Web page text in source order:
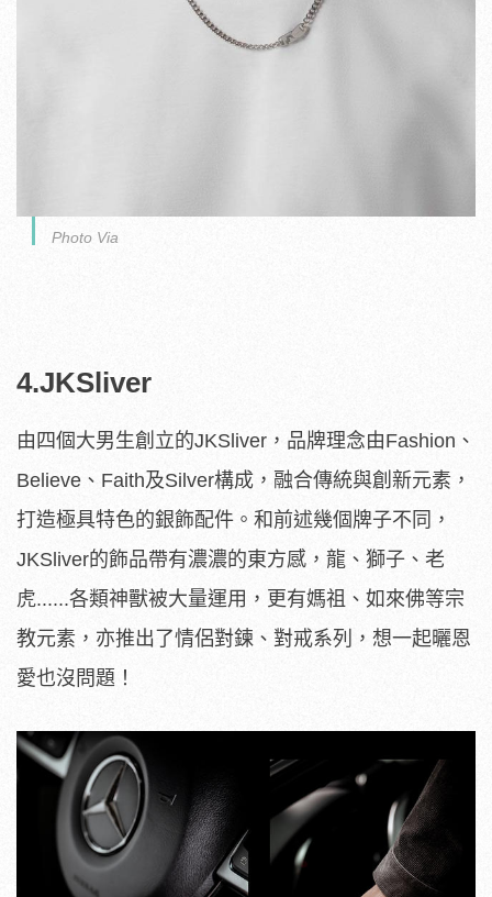
Photo Via
4.JKSliver
由四個大男生創立的JKSliver，品牌理念由Fashion、
Believe、Faith及Silver構成，融合傳統與創新元素，
打造極具特色的銀飾配件。和前述幾個牌子不同，
JKSliver的飾品帶有濃濃的東方感，龍、獅子、老
虎......各類神獸被大量運用，更有媽祖、如來佛等宗
教元素，亦推出了情侶對鍊、對戒系列，想一起曬恩
愛也沒問題！